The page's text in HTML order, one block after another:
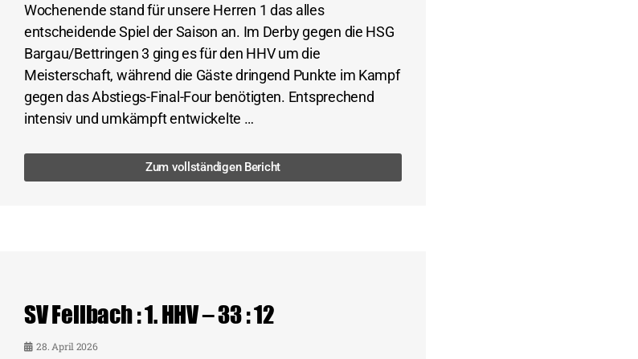
Wochenende stand für unsere Herren 1 das alles
entscheidende Spiel der Saison an. Im Derby gegen die HSG
Bargau/Bettringen 3 ging es für den HHV um die
Meisterschaft, während die Gäste dringend Punkte im Kampf
gegen das Abstiegs-Final-Four benötigten. Entsprechend
intensiv und umkämpft entwickelte …
Zum vollständigen Bericht
SV Fellbach : 1. HHV – 33 : 12
28. April 2026